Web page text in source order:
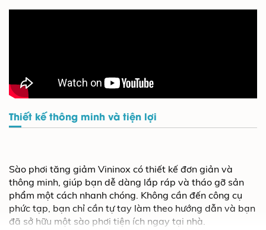
Thiết kế thông minh và tiện lợi
Sào phơi tăng giảm Vininox có thiết kế đơn giản và
thông minh, giúp bạn dễ dàng lắp ráp và tháo gỡ sản
phẩm một cách nhanh chóng. Không cần đến công cụ
phức tạp, bạn chỉ cần tự tay làm theo hướng dẫn và bạn
đã sở hữu một sào phơi tiện ích ngay tại nhà.